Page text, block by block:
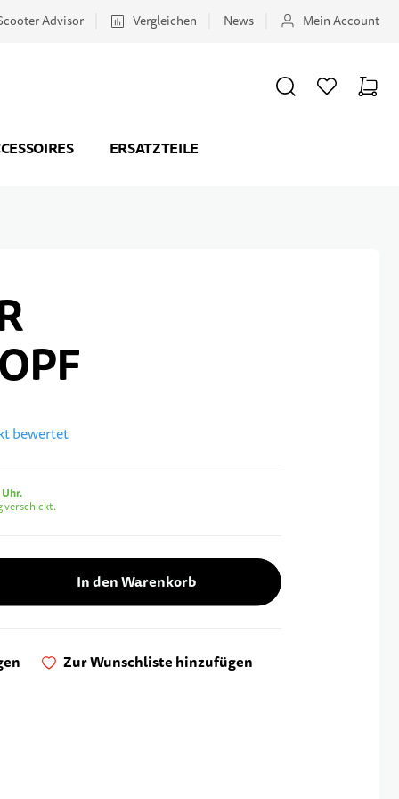
Advisor Vergleichen News Mein Account
ERSATZTEILE
SUCHE WUNSCHZETTEL
bewertet
verschickt.
In den Warenkorb
Zur Wunschliste hinzufügen